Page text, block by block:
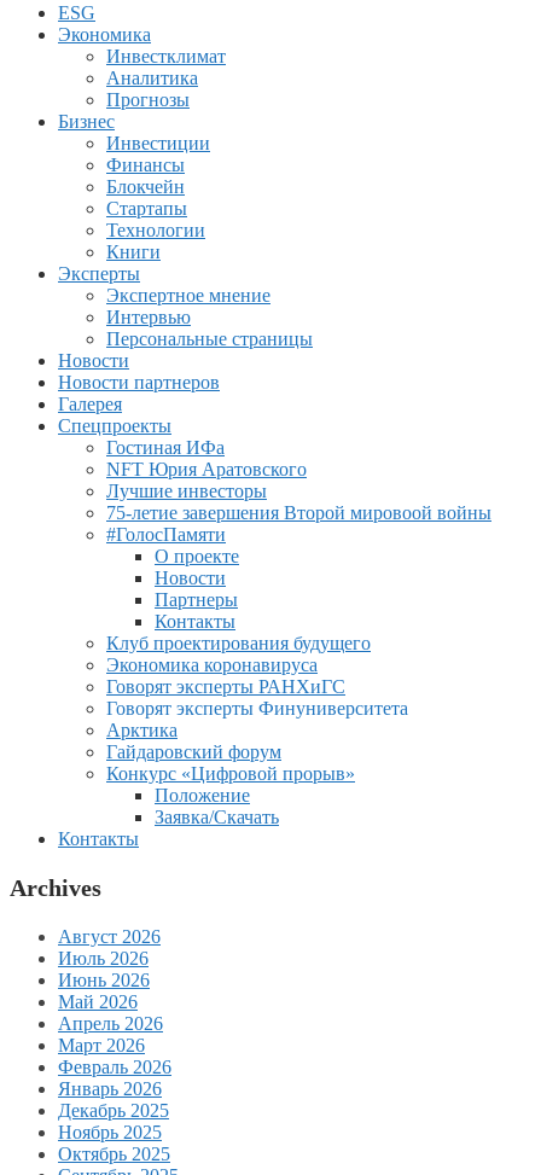
ESG
Экономика
Инвестклимат
Аналитика
Прогнозы
Бизнес
Инвестиции
Финансы
Блокчейн
Стартапы
Технологии
Книги
Эксперты
Экспертное мнение
Интервью
Персональные страницы
Новости
Новости партнеров
Галерея
Спецпроекты
Гостиная ИФа
NFT Юрия Аратовского
Лучшие инвесторы
75-летие завершения Второй мировоой войны
#ГолосПамяти
О проекте
Новости
Партнеры
Контакты
Клуб проектирования будущего
Экономика коронавируса
Говорят эксперты РАНХиГС
Говорят эксперты Финуниверситета
Арктика
Гайдаровский форум
Конкурс «Цифровой прорыв»
Положение
Заявка/Скачать
Контакты
Archives
Август 2026
Июль 2026
Июнь 2026
Май 2026
Апрель 2026
Март 2026
Февраль 2026
Январь 2026
Декабрь 2025
Ноябрь 2025
Октябрь 2025